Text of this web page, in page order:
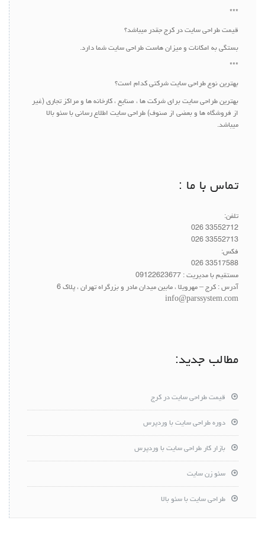
***
قیمت طراحی سایت در کرج جقدر میباشد؟
بستگی به امکانات و میزان هاست طراحی سایت شما دارد.
***
بهترین نوع طراحی سایت شرکتی کدام است؟
بهترین طراحی سایت برای شرکت ها ، صنایع ، کارخانه ها و مراکز تجاری (غیر
از فروشگاه ها و بعضی از صنوف) طراحی سایت اطلاع رسانی با سئو بالا
میباشد.
تماس با ما :
تلفن:
33552712 026
33552713 026
فکس:
33517588 026
مستقیم با مدیریت : 09122623677
آدرس : کرج – مهرویلا ، مابین میدان مادر و بزرگراه تهران ، پلاک 6
info@parssystem.com
مطالب جدید:
قیمت طراحی سایت در کرج
دوره طراحی سایت با وردپرس
بازار کار طراحی سایت با وردپرس
سئو زن سایت
طراحی سایت با سئو بالا